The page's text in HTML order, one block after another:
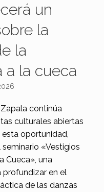
un
la
la
a la cueca
continúa
culturales abiertas
oportunidad,
«Vestigios
Cueca», una
profundizar en el
de las danzas